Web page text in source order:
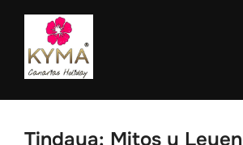
Saltar
contenido
Tindaya: Mitos y